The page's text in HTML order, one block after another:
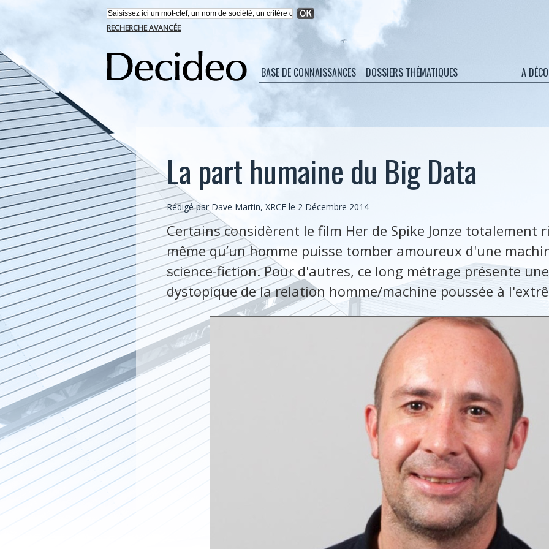
RECHERCHE AVANCÉE
BASE DE CONNAISSANCES DOSSIERS THÉMATIQUES A
La part humaine du Big Data
Rédigé par Dave Martin, XRCE le 2 Décembre 2014
Certains considèrent le film Her de Spike Jonze totalement
même qu’un homme puisse tomber amoureux d'une
science-fiction. Pour d'autres, ce long métrage présente
dystopique de la relation homme/machine poussée à